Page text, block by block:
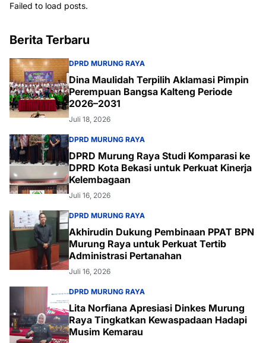
Failed to load posts.
Berita Terbaru
DPRD MURUNG RAYA
Dina Maulidah Terpilih Aklamasi Pimpin
Perempuan Bangsa Kalteng Periode
2026–2031
Juli 18, 2026
DPRD MURUNG RAYA
DPRD Murung Raya Studi Komparasi ke
DPRD Kota Bekasi untuk Perkuat Kinerja
Kelembagaan
Juli 16, 2026
DPRD MURUNG RAYA
Akhirudin Dukung Pembinaan PPAT BPN
Murung Raya untuk Perkuat Tertib
Administrasi Pertanahan
Juli 16, 2026
DPRD MURUNG RAYA
Lita Norfiana Apresiasi Dinkes Murung
Raya Tingkatkan Kewaspadaan Hadapi
Musim Kemarau